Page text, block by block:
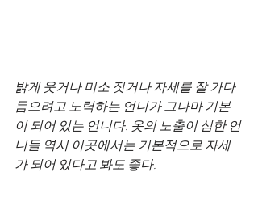
밝게 웃거나 미소 짓거나 자세를 잘 가다
듬으려고 노력하는 언니가 그나마 기본
이 되어 있는 언니다. 옷의 노출이 심한 언
니들 역시 이곳에서는 기본적으로 자세
가 되어 있다고 봐도 좋다.